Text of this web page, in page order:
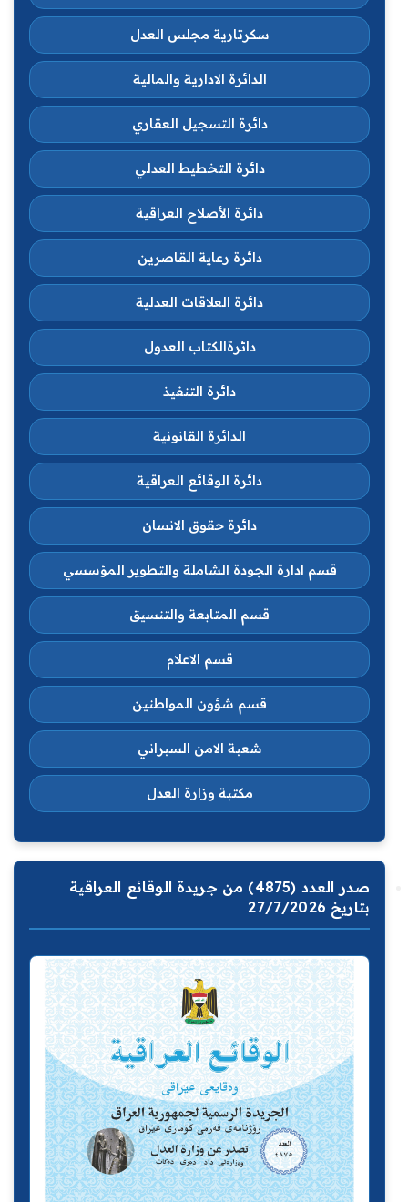
سكرتارية مجلس العدل
الدائرة الادارية والمالية
دائرة التسجيل العقاري
دائرة التخطيط العدلي
دائرة الأصلاح العراقية
دائرة رعاية القاصرين
دائرة العلاقات العدلية
دائرةالكتاب العدول
دائرة التنفيذ
الدائرة القانونية
دائرة الوقائع العراقية
دائرة حقوق الانسان
قسم ادارة الجودة الشاملة والتطوير المؤسسي
قسم المتابعة والتنسيق
قسم الاعلام
قسم شؤون المواطنين
شعبة الامن السبراني
مكتبة وزارة العدل
صدر العدد (4875) من جريدة الوقائع العراقية
بتاريخ 27/7/2026